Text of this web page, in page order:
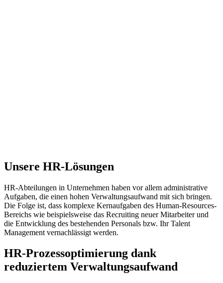
Unsere HR-Lösungen
HR-Abteilungen in Unternehmen haben vor allem administrative
Aufgaben, die einen hohen Verwaltungsaufwand mit sich bringen.
Die Folge ist, dass komplexe Kernaufgaben des Human-Resources-
Bereichs wie beispielsweise das Recruiting neuer Mitarbeiter und
die Entwicklung des bestehenden Personals bzw. Ihr Talent
Management vernachlässigt werden.
HR-Prozessoptimierung dank
reduziertem Verwaltungsaufwand